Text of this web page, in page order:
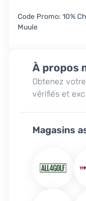
À propos
Obtenez
vérifiés et
Magasins
Code Promo: 10%
Muule